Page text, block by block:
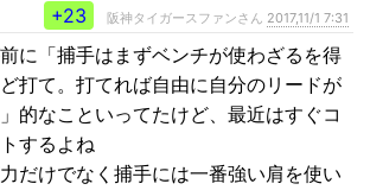
+23
阪神タイガースファンさん 2017,11/1 7:31
に「捕手はまずベンチが使わざるを得
打て。打てれば自由に自分のリードが
的なこといってたけど、最近はすぐコ
するよね
だけでなく捕手には一番強い肩を使い